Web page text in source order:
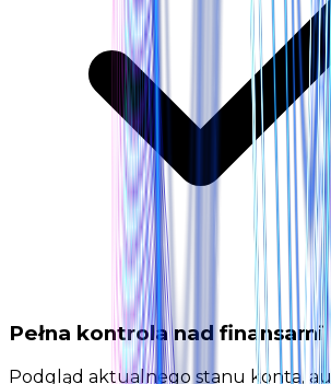
Pełna kontrola nad finansami
Podgląd aktualnego stanu konta,